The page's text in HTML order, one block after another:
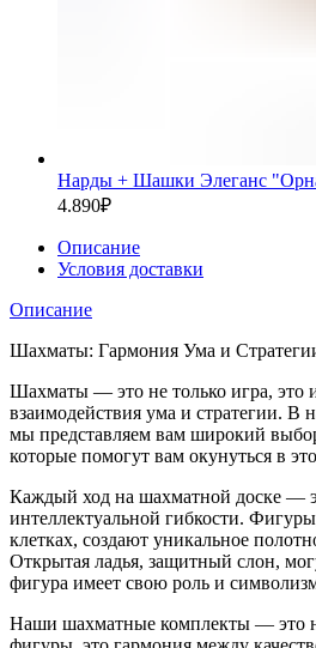
Нарды + Шашки Элеганс
4.890₽
Описание
Условия доставки
Описание
Шахматы: Гармония Ума и
Шахматы — это не только игра, это
взаимодействия ума и стратегии. В
мы представляем вам широкий
которые помогут вам окунуться в
Каждый ход на шахматной доске —
интеллектуальной гибкости.
клетках, создают уникальное
Открытая ладья, защитный слон,
фигура имеет свою роль и
Наши шахматные комплекты — это